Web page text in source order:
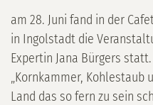
am 28. Juni fand in der
in Ingolstadt die
Expertin Jana Bürgers
„Kornkammer, Kohlestaub
Land das so fern zu sein